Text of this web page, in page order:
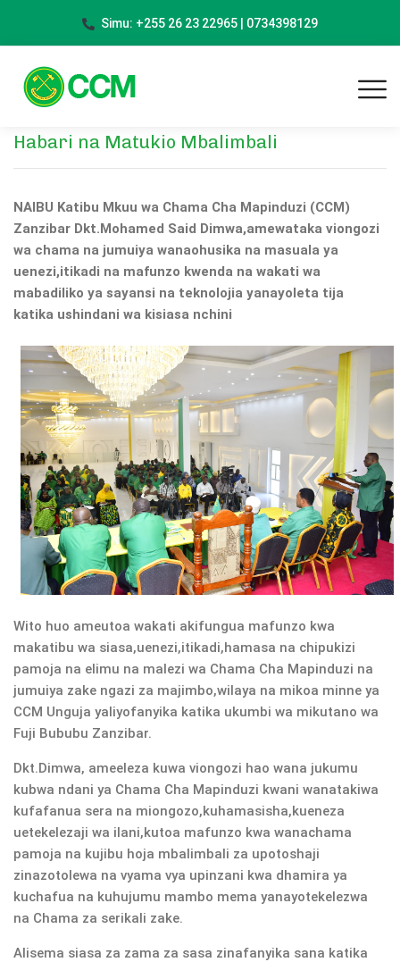
Simu: +255 26 23 22965 | 0734398129
Habari na Matukio Mbalimbali
NAIBU Katibu Mkuu wa Chama Cha Mapinduzi (CCM)
Zanzibar Dkt.Mohamed Said Dimwa,amewataka viongozi
wa chama na jumuiya wanaohusika na masuala ya
uenezi,itikadi na mafunzo kwenda na wakati wa
mabadiliko ya sayansi na teknolojia yanayoleta tija
katika ushindani wa kisiasa nchini
Wito huo ameutoa wakati akifungua mafunzo kwa
makatibu wa siasa,uenezi,itikadi,hamasa na chipukizi
pamoja na elimu na malezi wa Chama Cha Mapinduzi na
jumuiya zake ngazi za majimbo,wilaya na mikoa minne ya
CCM Unguja yaliyofanyika katika ukumbi wa mikutano wa
Fuji Bububu Zanzibar.
Dkt.Dimwa, ameeleza kuwa viongozi hao wana jukumu
kubwa ndani ya Chama Cha Mapinduzi kwani wanatakiwa
kufafanua sera na miongozo,kuhamasisha,kueneza
uetekelezaji wa ilani,kutoa mafunzo kwa wanachama
pamoja na kujibu hoja mbalimbali za upotoshaji
zinazotolewa na vyama vya upinzani kwa dhamira ya
kuchafua na kuhujumu mambo mema yanayotekelezwa
na Chama za serikali zake.
Alisema siasa za zama za sasa zinafanyika sana katika